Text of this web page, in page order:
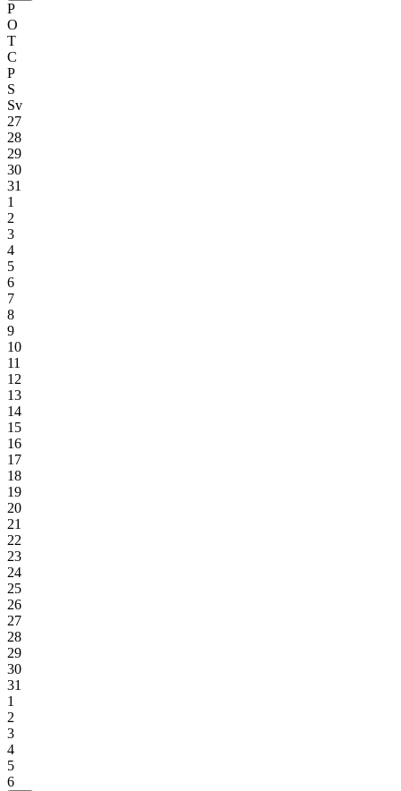
P
O
T
C
P
S
Sv
27
28
29
30
31
1
2
3
4
5
6
7
8
9
10
11
12
13
14
15
16
17
18
19
20
21
22
23
24
25
26
27
28
29
30
31
1
2
3
4
5
6